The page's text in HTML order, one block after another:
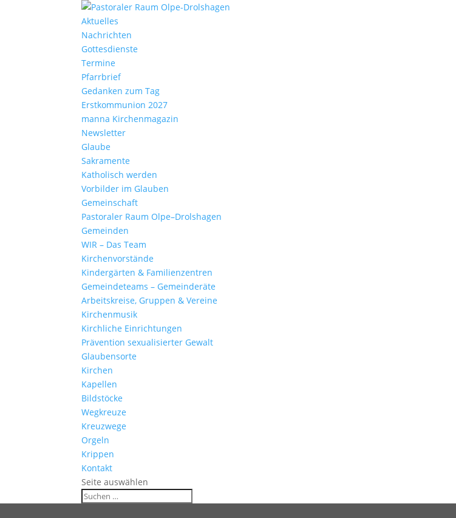
Aktu­elles
Nach­richten
Gottes­dienste
Termine
Pfarr­brief
Gedanken zum Tag
Erst­kom­mu­nion 2027
manna Kirchen­ma­gazin
News­letter
Glaube
Sakra­mente
Katho­lisch werden
Vorbilder im Glauben
Gemein­schaft
Pasto­raler Raum Olpe–Drolshagen
Gemeinden
WIR – Das Team
Kirchen­vor­stände
Kinder­gärten & Familienzentren
Gemein­de­teams – Gemeinderäte
Arbeits­kreise, Gruppen & Vereine
Kirchen­musik
Kirch­liche Einrichtungen
Präven­tion sexua­li­sierter Gewalt
Glau­ben­s­orte
Kirchen
Kapellen
Bild­stöcke
Wegkreuze
Kreuz­wege
Orgeln
Krippen
Kontakt
Seite auswählen